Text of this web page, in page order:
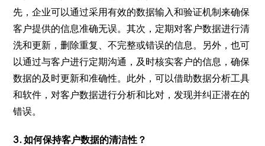
先，企业可以通过采用有效的数据输入和验证机制来确保
客户提供的信息准确无误。其次，定期对客户数据进行清
洗和更新，删除重复、不完整或错误的信息。另外，也可
以通过与客户进行定期沟通，及时核实客户的信息，确保
数据的及时更新和准确性。此外，可以借助数据分析工具
和软件，对客户数据进行分析和比对，发现并纠正潜在的
错误。
3. 如何保持客户数据的清洁性？